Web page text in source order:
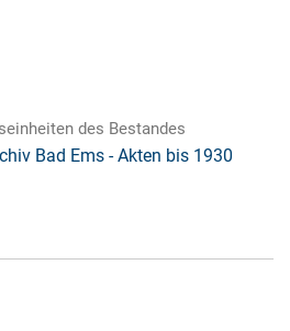
des Bestandes
Bad Ems - Akten bis 1930